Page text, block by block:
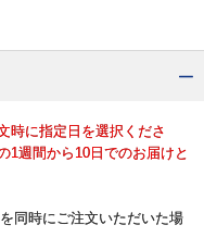
時に指定日を選択くださ
1週間から10日でのお届けと
同時にご注文いただいた場